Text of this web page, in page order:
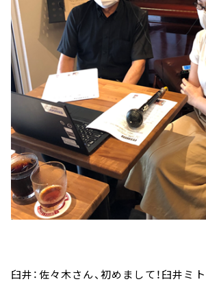
臼井：佐々木さん、初めまして！臼井ミ